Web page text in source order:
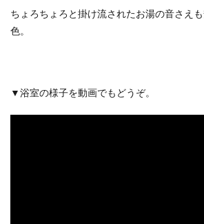
ちょろちょろと掛け流されたお湯の音さえ
色。
▼浴室の様子を動画でもどうぞ。